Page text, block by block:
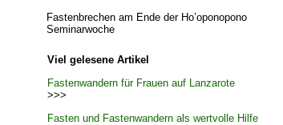
Viel gelesene Artikel
Fastenwandern für Frauen auf Lanzarote
>>>
Fasten und Fastenwandern als wertvolle Hilfe
Fastenbrechen am Ende der Ho’oponopono
Seminarwoche